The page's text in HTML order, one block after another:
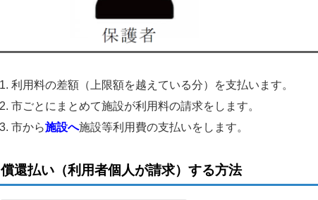
利用料の差額（上限額を越えている分）を支払います。
市ごとにまとめて施設が利用料の請求をします。
市から施設へ施設等利用費の支払いをします。
償還払い（利用者個人が請求）する方法